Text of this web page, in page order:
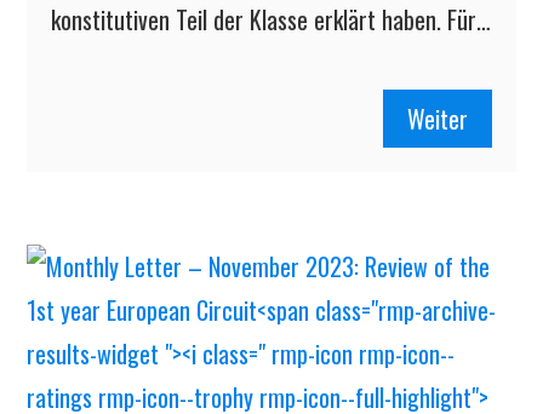
konstitutiven Teil der Klasse erklärt haben. Für…
Weiter